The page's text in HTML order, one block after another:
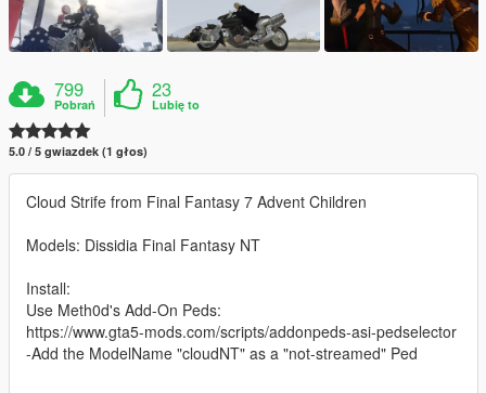
799
Pobrań
23
Lubię to
5.0 / 5 gwiazdek (1 głos)
Cloud Strife from Final Fantasy 7 Advent Children
Models: Dissidia Final Fantasy NT
Install:
Use Meth0d's Add-On Peds:
https://www.gta5-mods.com/scripts/addonpeds-asi-pedselector
-Add the ModelName "cloudNT" as a "not-streamed" Ped